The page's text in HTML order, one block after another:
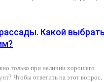
Какой
только при наличии хорошего
Чтобы ответить на этот вопрос,